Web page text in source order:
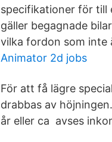
specifikationer för till
gäller begagnade
vilka fordon som inte
Animator 2d jobs
För att få lägre
drabbas av
år eller ca avses